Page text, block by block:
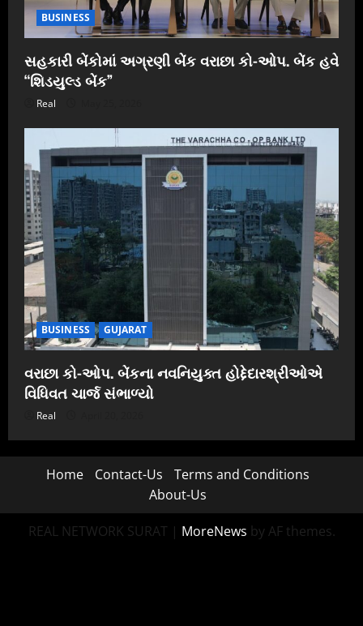
BUSINESS
સહકારી બેંકોમાં અગ્રણી બેંક વરાછા કો-ઓપ. બેંક હવે
“શિડયુલ્ડ બેંક”
Real
BUSINESS GUJARAT
વરાછા કો-ઓપ. બેંકના નવનિયુક્ત હોદ્દેદારશ્રીઓએ
વિધિવત ચાર્જ સંભાળ્યો
Real
Home Contact-Us
Terms and Conditions
About-Us
REAL NETWORK SURAT | MoreNews by AF themes.